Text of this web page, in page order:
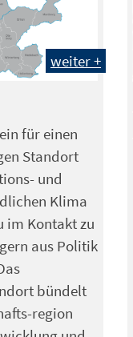
weiter +
für einen
Standort
und
Klima
im Kontakt zu
aus Politik
bündelt
region